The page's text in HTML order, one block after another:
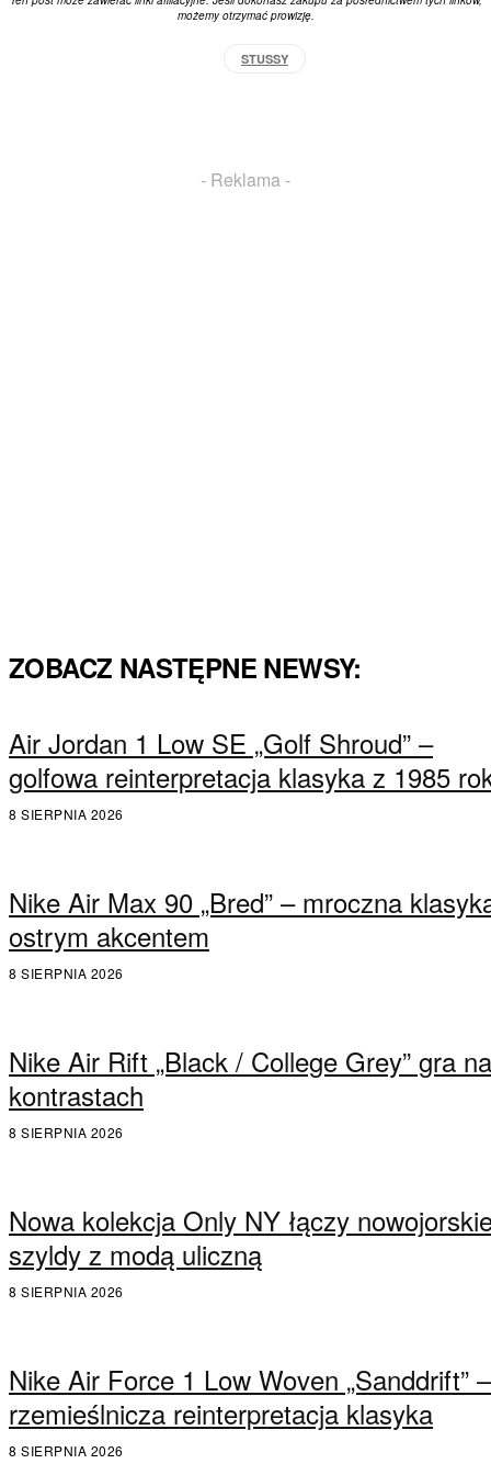
możemy otrzymać prowizję.
STUSSY
- Reklama -
ZOBACZ NASTĘPNE NEWSY:
Air Jordan 1 Low SE „Golf Shroud” –
golfowa reinterpretacja klasyka z 1985
8 SIERPNIA 2026
Nike Air Max 90 „Bred” – mroczna
ostrym akcentem
8 SIERPNIA 2026
Nike Air Rift „Black / College Grey” gra na
kontrastach
8 SIERPNIA 2026
Nowa kolekcja Only NY łączy
szyldy z modą uliczną
8 SIERPNIA 2026
Nike Air Force 1 Low Woven „Sanddrift” –
rzemieślnicza reinterpretacja klasyka
8 SIERPNIA 2026